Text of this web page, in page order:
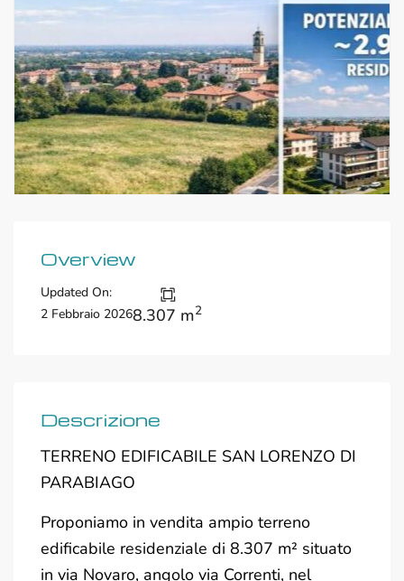
Overview
Updated On:
2 Febbraio 20268.307 m2
Descrizione
TERRENO EDIFICABILE SAN LORENZO DI
PARABIAGO
Proponiamo in vendita ampio terreno
edificabile residenziale di 8.307 m² situato
in via Novaro, angolo via Correnti, nel